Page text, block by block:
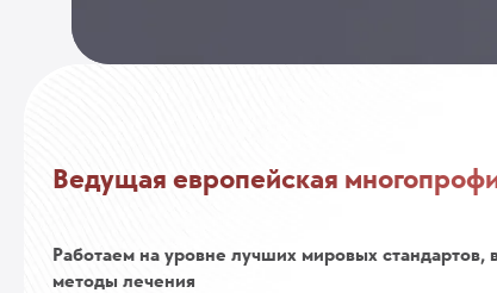
Ведущая европейская
Работаем на уровне лучших мировых стандартов,
методы лечения